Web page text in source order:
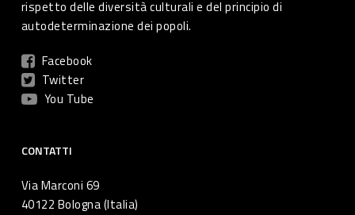
rispetto delle diversità culturali e del principio di
autodeterminazione dei popoli.
Facebook
Twitter
You Tube
CONTATTI
Via Marconi 69
40122 Bologna (Italia)